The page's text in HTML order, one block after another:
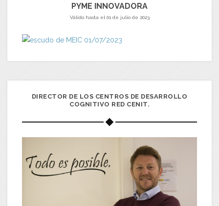
PYME INNOVADORA
Válido hasta el 01 de julio de 2023
DIRECTOR DE LOS CENTROS DE DESARROLLO
COGNITIVO RED CENIT.